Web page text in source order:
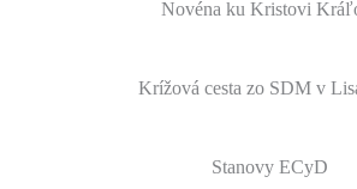
Novéna ku Kristovi
Krížová cesta zo SDM v
Stanovy ECyD